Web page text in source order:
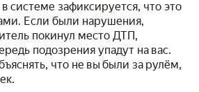
системе зафиксируется, что это
Если были нарушения,
покинул место ДТП,
подозрения упадут на вас.
что не вы были за рулём,